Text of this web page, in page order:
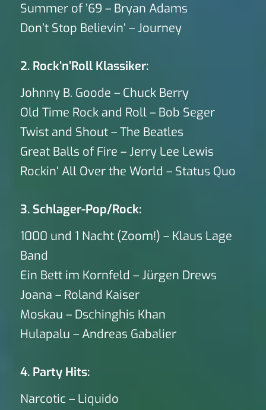
Summer of ’69 – Bryan Adams
Don’t Stop Believin‘ – Journey
2. Rock’n’Roll Klassiker:
Johnny B. Goode – Chuck Berry
Old Time Rock and Roll – Bob Seger
Twist and Shout – The Beatles
Great Balls of Fire – Jerry Lee Lewis
Rockin‘ All Over the World – Status Quo
3. Schlager-Pop/Rock:
1000 und 1 Nacht (Zoom!) – Klaus Lage
Band
Ein Bett im Kornfeld – Jürgen Drews
Joana – Roland Kaiser
Moskau – Dschinghis Khan
Hulapalu – Andreas Gabalier
4. Party Hits:
Narcotic – Liquido